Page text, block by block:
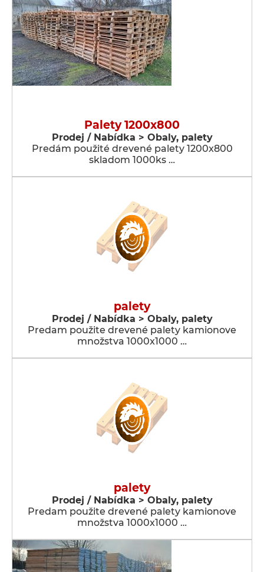
Palety 1200x800
Prodej / Nabídka > Obaly, palety
Predám použité drevené palety 1200x800
skladom 1000ks …
palety
Prodej / Nabídka > Obaly, palety
Predam použite drevené palety kamionove
množstva 1000x1000 …
palety
Prodej / Nabídka > Obaly, palety
Predam použite drevené palety kamionove
množstva 1000x1000 …